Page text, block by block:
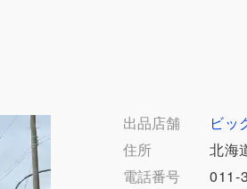
出品店舗
ビッ
住所
北海
電話番号
011-